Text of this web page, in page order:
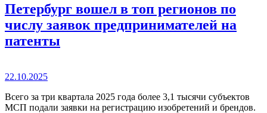
Петербург вошел в топ регионов по
числу заявок предпринимателей на
патенты
22.10.2025
Всего за три квартала 2025 года более 3,1 тысячи субъектов
МСП подали заявки на регистрацию изобретений и брендов.